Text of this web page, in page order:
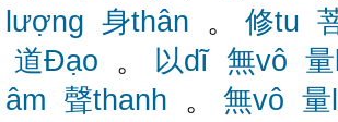
lượng 身thân 。 修tu
道Đạo 。 以dĩ 無vô
âm 聲thanh 。 無vô